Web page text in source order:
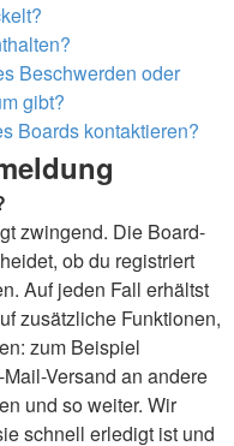
Beschwerden oder
gibt?
Boards kontaktieren?
zwingend. Die Board-
ob du registriert
Auf jeden Fall erhältst
zusätzliche Funktionen,
zum Beispiel
Versand an andere
und so weiter. Wir
schnell erledigt ist und